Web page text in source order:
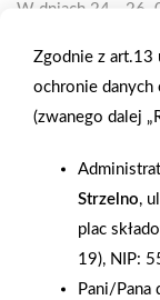
W dniach 24 - 26.
Budowlane "
z kraju, z
nie tylko
urządzeń
ciepłowniczych.
gospodarki
jak i dla
reprezentowała
oprócz swojej
Zgodnie z art.13
ochronie
(zwanego dalej
Strzelno,
plac
19), NIP:
Pani/Pana